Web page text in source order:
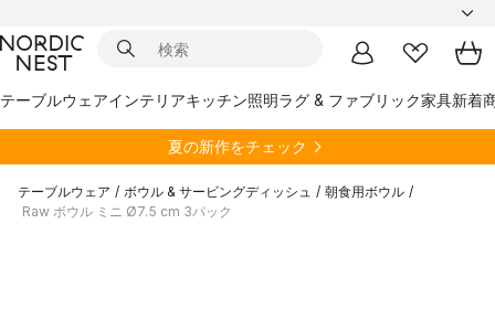
テーブルウェアインテリアキッチン照明ラグ & ファブリック家具新着
夏の新作をチェック
テーブルウェア / ボウル & サービングディッシュ / 朝食用ボウル /
Raw ボウル ミニ Ø7.5 cm 3パック